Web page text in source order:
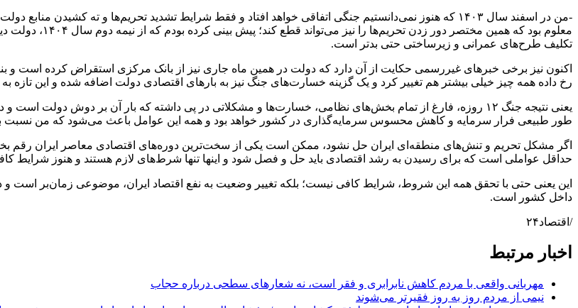
-من در اسفند سال ۱۴۰۳ که هنوز نمی‌دانستیم جنگی اتفاقی خواهد افتاد و فقط شرایط تشدید تحریم‌ها و ته
معلوم بود که همین
تکلیف طرح‌های عمرانی و زیرساختی حتی بدتر است.
اکنون نیز برخی خبر‌های غیررسمی حکایت از آن دارد که دولت در همین ماه جاری نیز از بانک مرکزی استقراض کرده است
رخ داده همه چیز خیلی بیشتر هم تغییر کرد و یک گزینه خسارت‌های جنگ نیز به بار‌های اقتصادی دولت اضافه شده و این
یعنی نتیجه جنگ ۱۲ روزه، فارغ از تمام بخش‌های نظامی، خسارت‌ها و مشکلاتی در پی داشته که بار آن بر دوش
طور طبیعی فرار سرمایه و کاهش محسوس سرمایه‌گذاری در کشور خواهد بود و همه این عوامل باعث می‌شود که من نسبت
اگر مشکل تحریم و تنش‌های منطقه‌ای ایران حل نشود، ممکن است یکی از سخت‌ترین دوره‌های اقتصادی معاصر ایران رقم
حداقل عواملی است که برای رسیدن به رشد اقتصادی باید حل و فصل شود و اینها تنها شرط‌های لازم هستند و هنوز شرایط
این یعنی حتی با تحقق همه این شروط، شرایط کافی نیست؛ بلکه تغییر وضعیت به نفع اقتصاد ایران، موضوعی زمان‌بر است
داخل کشور است.
/اقتصاد۲۴
اخبار مرتبط
مهربانی واقعی با مردم کاهش نابرابری و فقر است، نه شعارهای سطحی درباره حجاب
نیمی از مردم روز به روز فقیرتر می‌شوند